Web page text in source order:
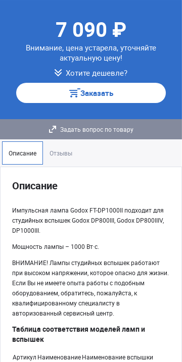
7 090 ₽
Внимание, цена устарела, уточняйте
актуальную цену!
Хотите дешевле?
Заказать
Задать вопрос по товару
Описание Отзывы
Описание
Импульсная лампа Godox FT-DP1000II подходит для
студийных вспышек Godox DP800III, Godox DP800IIIV,
DP1000III.
Мощность лампы – 1000 Вт·с.
ВНИМАНИЕ! Лампы студийных вспышек работают
при высоком напряжении, которое опасно для жизни.
Если Вы не имеете опыта работы с подобным
оборудованием, обратитесь, пожалуйста, к
квалифицированному специалисту в
авторизованный сервисный центр.
Таблица соответствия моделей ламп и
вспышек
Артикул НаименованиеНаименование вспышки